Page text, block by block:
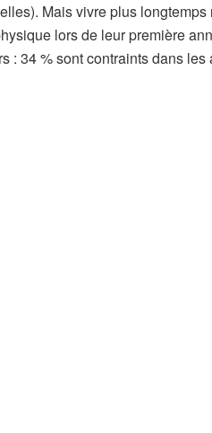
Mais vivre plus
lors de leur première
: 34 % sont contraints dans